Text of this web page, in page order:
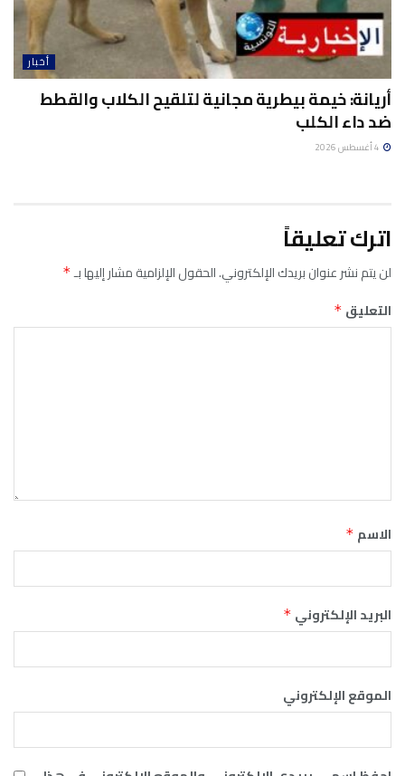
أخبار
أريانة: خيمة بيطرية مجانية لتلقيح الكلاب والقطط
ضد داء الكلب
اترك تعليقاً
لن يتم نشر عنوان بريدك الإلكتروني.الحقول الإلزامية مشار إليها بـ*
التعليق *
الاسم *
البريد الإلكتروني *
الموقع الإلكتروني